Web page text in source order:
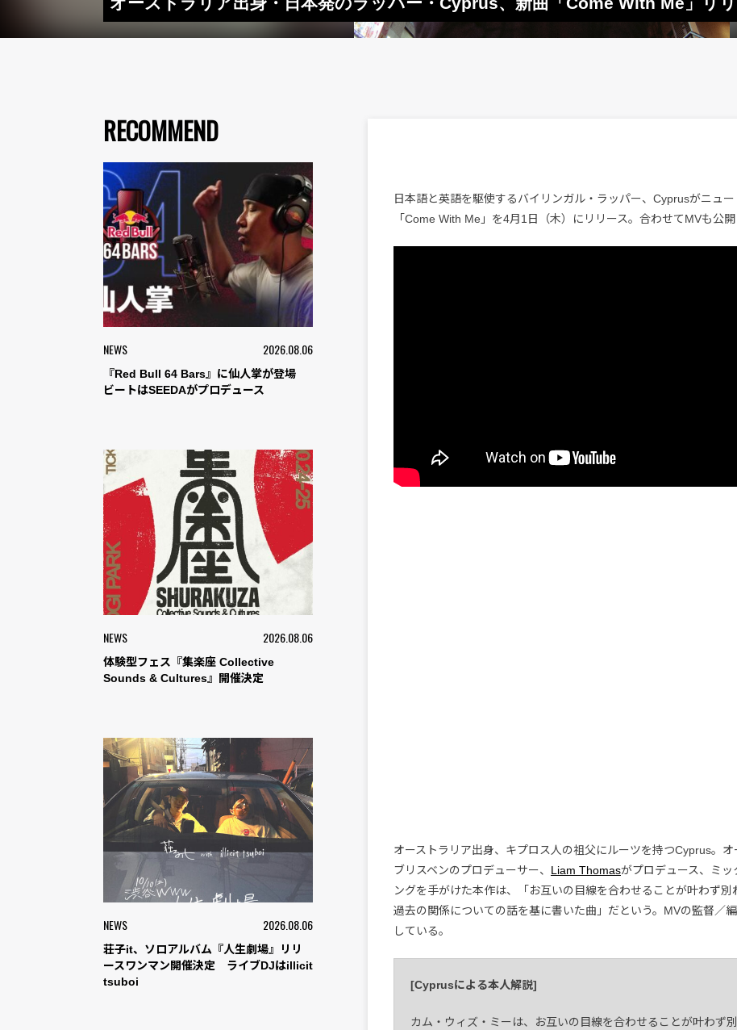
RECOMMEND
NEWS 2026.08.06
『Red Bull 64 Bars』に仙人掌が登場
ビートはSEEDAがプロデュース
NEWS 2026.08.06
体験型フェス『集楽座 Collective
Sounds & Cultures』開催決定
NEWS 2026.08.06
荘子it、ソロアルバム『人生劇場』リリ
ースワンマン開催決定 ライブDJはillicit
tsuboi
日本語と英語を駆使するバイリンガル・ラッパー、Cyprusがニュ
「Come With Me」を4月1日（木）にリリース。合わせてMVも公開
オーストラリア出身、キプロス人の祖父にルーツを持つCyprus。オ
ブリスベンのプロデューサー、 Liam Thomasがプロデュース、ミッ
ングを手がけた本作は、「お互いの目線を合わせることが叶わず別
過去の関係についての話を基に書いた曲」だという。MVの監督／
している。
[Cyprusによる本人解説]
カム・ウィズ・ミーは、お互いの目線を合わせることが叶わず